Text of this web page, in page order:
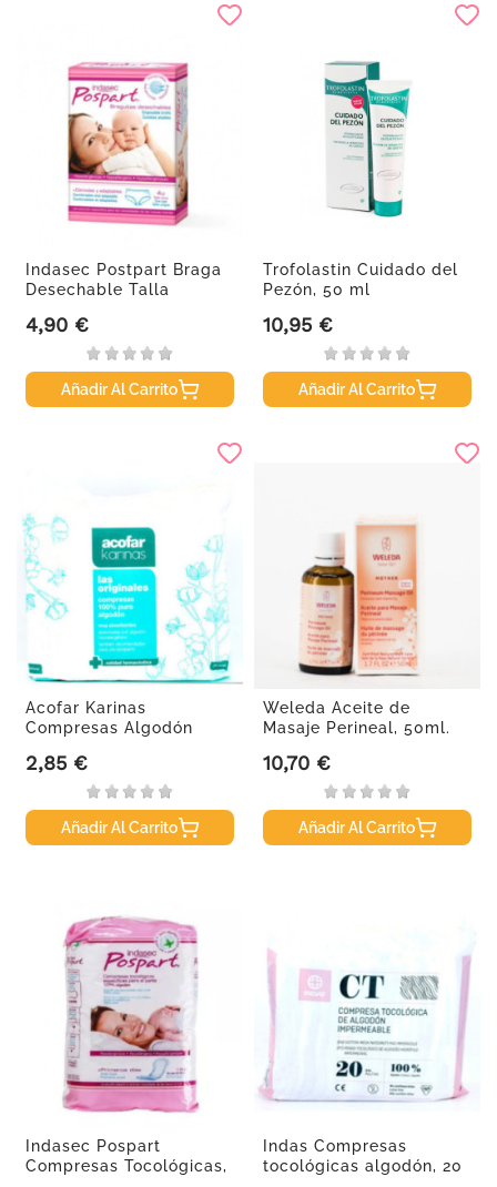
Indasec Postpart Braga
Desechable Talla
Precio
4,90 €
Añadir Al Carrito
Trofolastin Cuidado del
Pezón, 50 ml
Precio
10,95 €
Añadir Al Carrito
Acofar Karinas
Compresas Algodón
Precio
2,85 €
Añadir Al Carrito
Weleda Aceite de
Masaje Perineal, 50ml.
Precio
10,70 €
Añadir Al Carrito
Indasec Pospart
Compresas Tocológicas,
Indas Compresas
tocológicas algodón, 20